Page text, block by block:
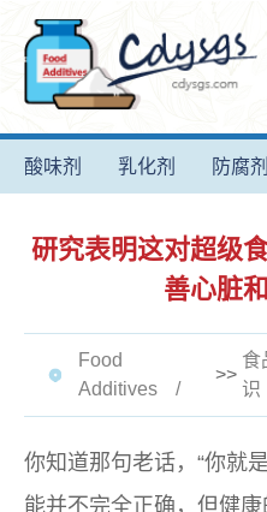
酸味剂 乳化剂 防腐剂
研究表明这对超级
善心脏
Food
Additives
>>
食
识
你知道那句老话，“你就
能并不完全正确，但健